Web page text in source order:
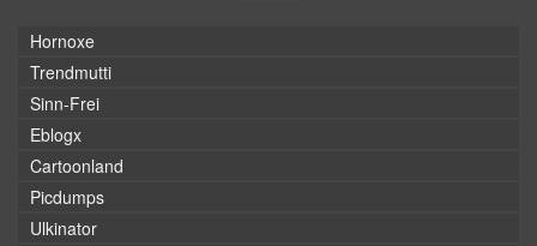
Hornoxe
Trendmutti
Sinn-Frei
Eblogx
Cartoonland
Picdumps
Ulkinator